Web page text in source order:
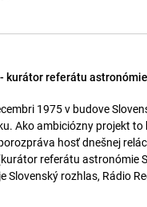
kurátor referátu
1975 v budove
Ako ambiciózny projekt to
hosť dnešnej
referátu astronómie
rozhlas, Rádio